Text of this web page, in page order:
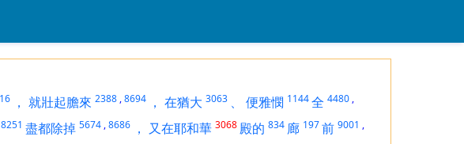
， 就壯起膽來 2388 ,8694 ， 在猶大 3063 、 便雅憫 1144全 4480 ,
8251 盡都除掉 5674 ,8686 ， 又在耶和華 3068 殿的 834 廊 197前 9001 ,